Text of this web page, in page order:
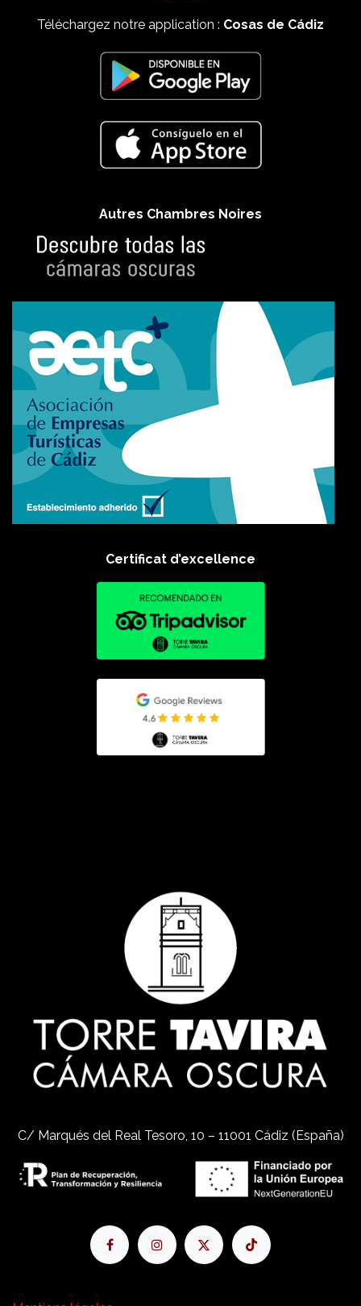
Téléchargez notre application : Cosas de Cádiz
Autres Chambres Noires
Certificat d’excellence
C/ Marqués del Real Tesoro, 10 – 11001 Cádiz (España)